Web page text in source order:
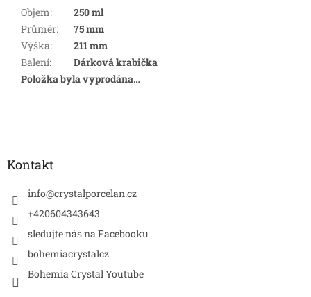
Objem:
250 ml
Průměr:
75 mm
Výška:
211 mm
Balení:
Dárková krabička
Položka byla vyprodána…
Z
Kontakt
info@crystalporcelan.cz
+420604343643
sledujte nás na Facebooku
bohemiacrystalcz
Bohemia Crystal Youtube